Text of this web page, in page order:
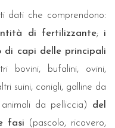
dati che comprendono:
di fertilizzante; i
di capi delle principali
bovini, bufalini, ovini,
suini, conigli, galline da
da pelliccia) del
fasi (pascolo, ricovero,